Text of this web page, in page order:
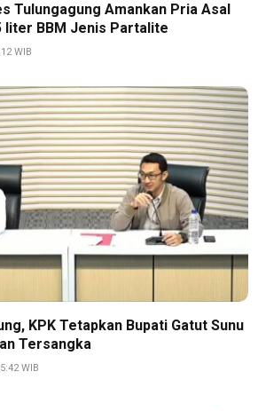
Tulungagung Amankan Pria Asal
liter BBM Jenis Partalite
WIB
KPK Tetapkan Bupati Gatut Sunu
Tersangka
WIB